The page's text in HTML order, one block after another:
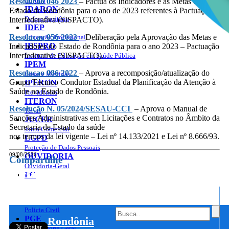
09/08/2026
Portal do Governo do
Rondônia
IDARON
Defesa Sanitária
IDEP
Educação Profissional
IESPRO
Instituto de Educação em Saúde Pública
IPEM
Pesos e Medidas
IPERON
Previdência
ITERON
Terras
JUCER
Junta Comercial
LGPD
Proteção de Dados Pessoais
OUVIDORIA
Ouvidoria-Geral
PC
Polícia Civil
PGE
Estado de Rondônia para o ano de 2023 referentes à Pactuação
Interfederativa (SISPACTO).
Resolucao 056 2023– Deliberação pela Aprovação das Metas e
Indicadores do Estado de Rondônia para o ano 2023 – Pactuação
Interfederativa (SISPACTO).
Resolucao 086 2022 – Aprova a recomposição/atualização do
Grupo Técnico Condutor Estadual da Planificação da Atenção à
Saúde no Estado de Rondônia.
Resolução N. 05/2024/SESAU-CCI – Aprova o Manual de
Sanções Administrativas em Licitações e Contratos no Âmbito da
Secretaria de Estado da saúde
nos termos da lei vigente – Lei nº 14.133/2021 e Lei nº 8.666/93.
Compartilhe